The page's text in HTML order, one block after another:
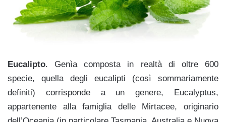
Eucalipto. Genìa composta in realtà di oltre 600
specie, quella degli eucalipti (così sommariamente
definiti) corrisponde a un genere, Eucalyptus,
appartenente alla famiglia delle Mirtacee, originario